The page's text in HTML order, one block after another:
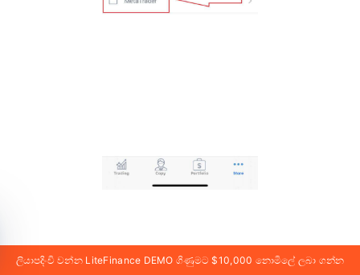
ලියාපදිංචි වන්න LiteFinance DEMO ගිණුමට $10,000 නොමිලේ ලබා ගන්න